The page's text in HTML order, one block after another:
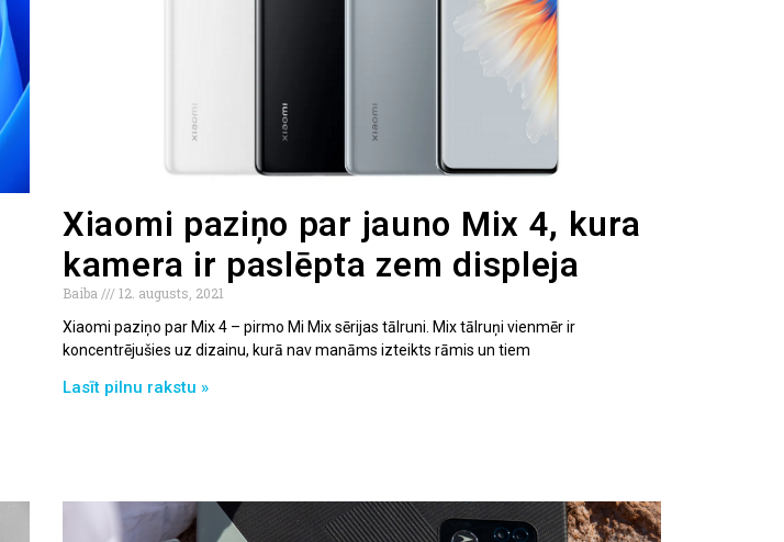
Xiaomi paziņo par jauno Mix 4, kura
kamera ir paslēpta zem displeja
Baiba
12. augusts, 2021
Xiaomi paziņo par Mix 4 – pirmo Mi Mix sērijas tālruni. Mix tālruņi vienmēr ir
koncentrējušies uz dizainu, kurā nav manāms izteikts rāmis un tiem
Lasīt pilnu rakstu »